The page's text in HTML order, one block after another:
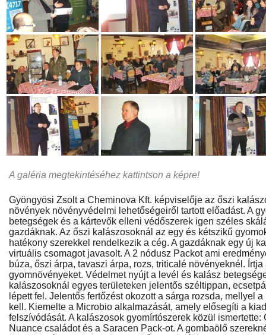
A galéria megtekintéséhez kattintson a képre!
Gyöngyösi Zsolt a Cheminova Kft. képviselője az őszi
növények növényvédelmi lehetőségeiről tartott előadást. A
betegségek és a kártevők elleni védőszerek igen széles
gazdáknak. Az őszi kalászosoknál az egy és kétszikű
hatékony szerekkel rendelkezik a cég. A gazdáknak egy új
virtuális csomagot javasolt. A 2 nódusz Packot ami
búza, őszi árpa, tavaszi árpa, rozs, triticalé növényeknél.
gyomnövényeket. Védelmet nyújt a levél és kalász
kalászosoknál egyes területeken jelentős széltippan,
lépett fel. Jelentős fertőzést okozott a sárga rozsda, mellyel
kell. Kiemelte a Microbio alkalmazását, amely elősegíti a
felszívódását. A kalászosok gyomírtószerek közül ismertette:
Nuance családot és a Saracen Pack-ot. A gombaölő